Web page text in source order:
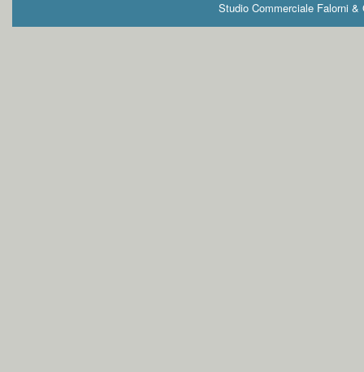
Studio Commerciale Falorni